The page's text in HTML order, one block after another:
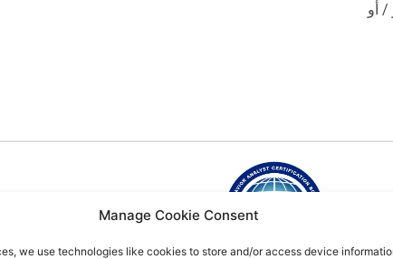
Manage Cookie Consent
we use technologies like cookies to store and/or access device
/ أو